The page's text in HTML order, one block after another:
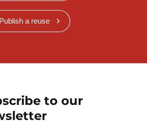
Publish a reuse
to our